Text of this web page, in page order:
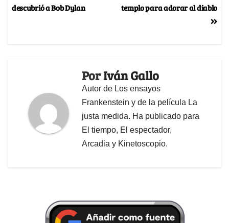
templo para adorar al diablo
descubrió a Bob Dylan
PorIván Gallo
Autor de Los ensayos
Frankenstein y de la película La
justa medida. Ha publicado para
El tiempo, El espectador,
Arcadia y Kinetoscopio.